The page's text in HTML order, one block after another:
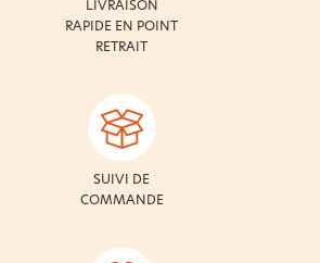
LIVRAISON
RAPIDE EN POINT
RETRAIT
SUIVI DE
COMMANDE